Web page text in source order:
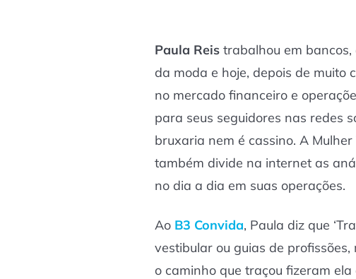
Paula Reis trabalhou em
da moda e hoje, depois de muito
no mercado financeiro e
para seus seguidores nas redes
bruxaria nem é cassino. A Mulher
também divide na internet as
no dia a dia em suas operações.
Ao B3 Convida, Paula diz que
vestibular ou guias de
o caminho que traçou fizeram